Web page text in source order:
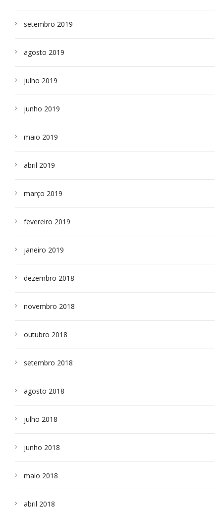
setembro 2019
agosto 2019
julho 2019
junho 2019
maio 2019
abril 2019
março 2019
fevereiro 2019
janeiro 2019
dezembro 2018
novembro 2018
outubro 2018
setembro 2018
agosto 2018
julho 2018
junho 2018
maio 2018
abril 2018